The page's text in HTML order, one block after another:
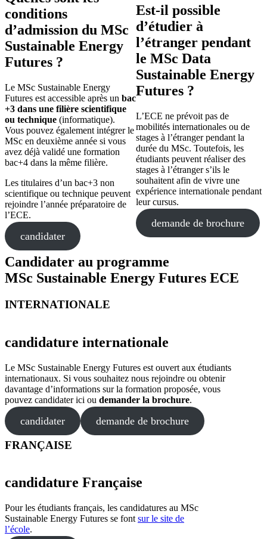
conditions
d’admission du MSc
Sustainable Energy
Futures ?
Le MSc Sustainable Energy
Futures est accessible après un bac
+3 dans une filière scientifique
ou technique (informatique).
Vous pouvez également intégrer le
MSc en deuxième année si vous
avez déjà validé une formation
bac+4 dans la même filière.
Les titulaires d’un bac+3 non
scientifique ou technique peuvent
rejoindre l’année préparatoire de
l’ECE.
candidater
Est-il possible
d’étudier à
l’étranger pendant
le MSc Data
Sustainable Energy
Futures ?
L’ECE ne prévoit pas de
mobilités internationales ou de
stages à l’étranger pendant la
durée du MSc. Toutefois, les
étudiants peuvent réaliser des
stages à l’étranger s’ils le
souhaitent afin de vivre une
expérience internationale pendant
leur cursus.
demande de brochure
Candidater au programme
MSc Sustainable Energy Futures ECE
INTERNATIONALE
candidature internationale
Le MSc Sustainable Energy Futures est ouvert aux étudiants
internationaux. Si vous souhaitez nous rejoindre ou obtenir
davantage d’informations sur la formation proposée, vous
pouvez candidater ici ou demander la brochure.
candidater demande de brochure
FRANÇAISE
candidature Française
Pour les étudiants français, les candidatures au MSc
Sustainable Energy Futures se font sur le site de
l’école.